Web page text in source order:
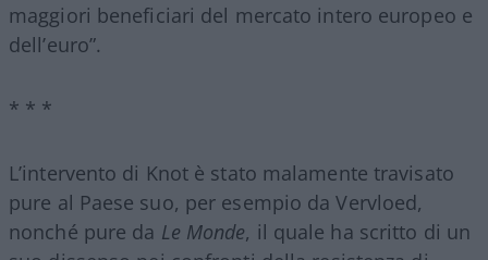
maggiori beneficiari del mercato intero europeo e
dell’euro”.
* * *
L’intervento di Knot è stato malamente travisato
pure al Paese suo, per esempio da Vervloed,
nonché pure da Le Monde, il quale ha scritto di un